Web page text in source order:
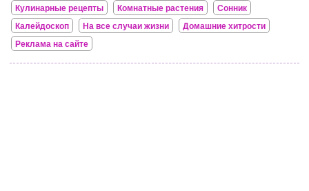
Кулинарные рецепты
Комнатные растения
Сонник
Калейдоскоп
На все случаи жизни
Домашние хитрости
Реклама на сайте